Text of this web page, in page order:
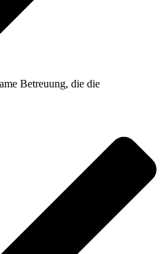
Betreuung, die die